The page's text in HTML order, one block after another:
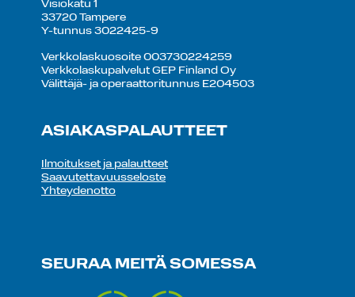
Visiokatu 1
33720 Tampere
Y-tunnus 3022425-9
Verkkolaskuosoite 003730224259
Verkkolaskupalvelut GEP Finland Oy
Välittäjä- ja operaattoritunnus E204503
ASIAKASPALAUTTEET
Ilmoitukset ja palautteet
Saavutettavuusseloste
Yhteydenotto
SEURAA MEITÄ SOMESSA